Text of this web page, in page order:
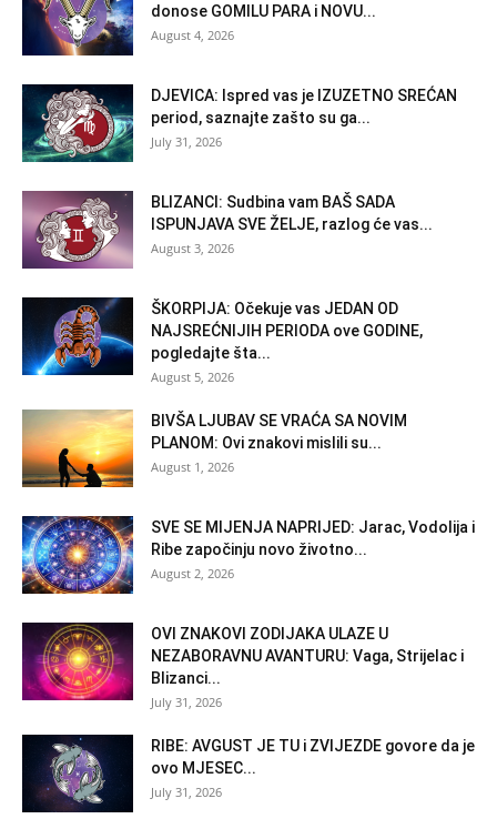
donose GOMILU PARA i NOVU...
August 4, 2026
DJEVICA: Ispred vas je IZUZETNO SREĆAN
period, saznajte zašto su ga...
July 31, 2026
BLIZANCI: Sudbina vam BAŠ SADA
ISPUNJAVA SVE ŽELJE, razlog će vas...
August 3, 2026
ŠKORPIJA: Očekuje vas JEDAN OD
NAJSREĆNIJIH PERIODA ove GODINE,
pogledajte šta...
August 5, 2026
BIVŠA LJUBAV SE VRAĆA SA NOVIM
PLANOM: Ovi znakovi mislili su...
August 1, 2026
SVE SE MIJENJA NAPRIJED: Jarac, Vodolija i
Ribe započinju novo životno...
August 2, 2026
OVI ZNAKOVI ZODIJAKA ULAZE U
NEZABORAVNU AVANTURU: Vaga, Strijelac i
Blizanci...
July 31, 2026
RIBE: AVGUST JE TU i ZVIJEZDE govore da je
ovo MJESEC...
July 31, 2026